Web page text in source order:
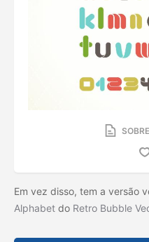
Em vez disso, tem a versão
Alphabet do Retro Bubble